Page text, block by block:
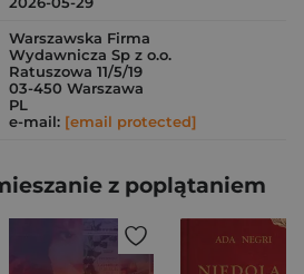
Warszawska Firma
Wydawnicza Sp z o.o.
Ratuszowa 11/5/19
03-450 Warszawa
PL
e-mail: [email protected]
z poplątaniem